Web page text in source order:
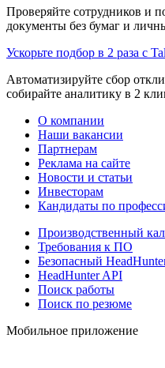
Проверяйте сотрудников и
документы без бумаг и
Ускорьте подбор в 2 раза с
Автоматизируйте сбор
собирайте аналитику в 2
О компании
Наши вакансии
Партнерам
Реклама на сайте
Новости и статьи
Инвесторам
Кандидаты по
Производственный
Требования к ПО
Безопасный
HeadHunter API
Поиск работы
Поиск по резюме
Мобильное приложение